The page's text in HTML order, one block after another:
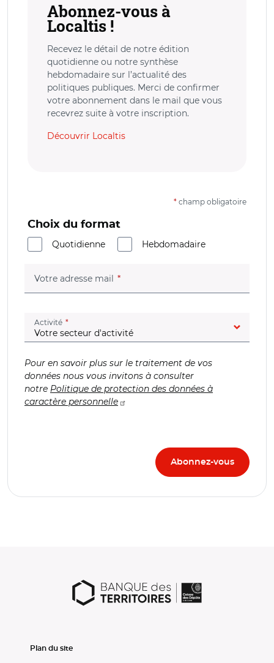
Abonnez-vous à
Localtis !
Recevez le détail de notre édition
quotidienne ou notre synthèse
hebdomadaire sur l’actualité des
politiques publiques. Merci de confirmer
votre abonnement dans le mail que vous
recevrez suite à votre inscription.
Découvrir Localtis
* champ obligatoire
Choix du format
Quotidienne
Hebdomadaire
Votre adresse mail (champ obligatoire)
Activité (champ obligatoire)
Pour en savoir plus sur le traitement de vos
données nous vous invitons à consulter
notre Politique de protection des données à
caractère personnelle
Plan du site